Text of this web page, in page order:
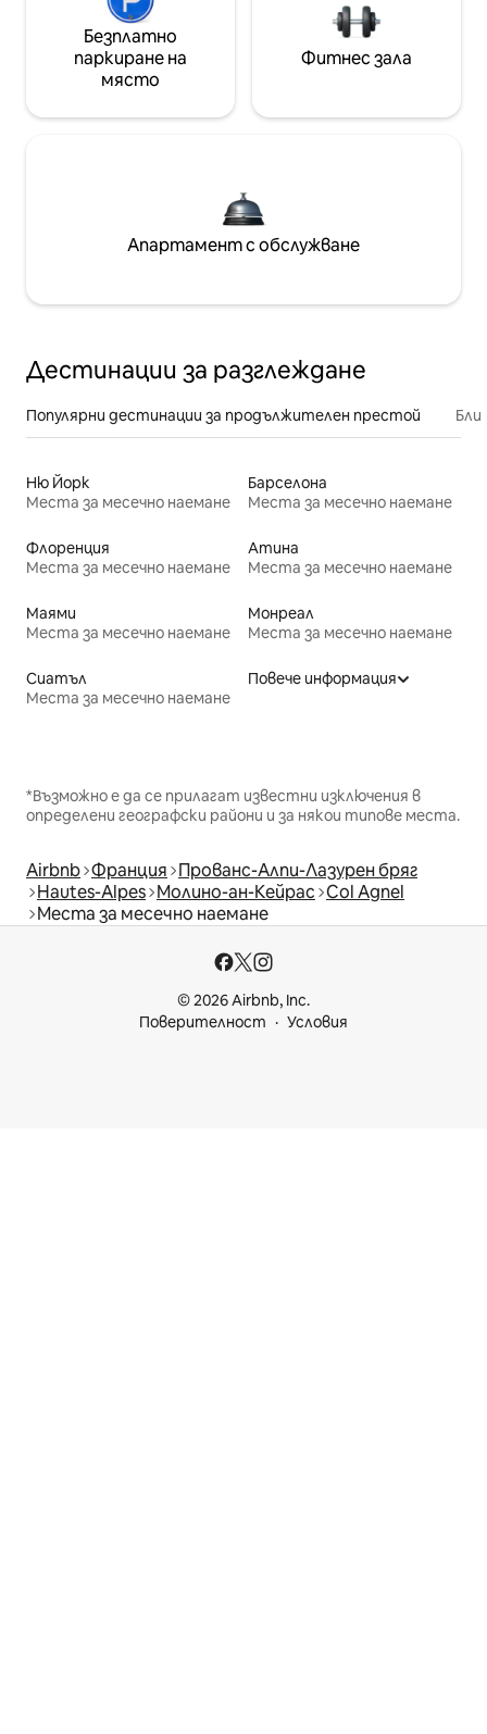
Безплатно
паркиране на
място
Фитнес зала
Апартамент с обслужване
Дестинации за разглеждане
Популярни дестинации за продължителен престой
Ню Йорк
Места за месечно наемане
Барселона
Места за месечно наемане
Флоренция
Места за месечно наемане
Атина
Места за месечно наемане
Маями
Места за месечно наемане
Монреал
Места за месечно наемане
Сиатъл
Места за месечно наемане
Повече информация
*Възможно е да се прилагат известни изключения в
определени географски райони и за някои типове места.
Airbnb Франция Прованс-Алпи-Лазурен бряг
Hautes-Alpes Молино-ан-Кейрас Col Agnel
Места за месечно наемане
© 2026 Airbnb, Inc.
Поверителност
Условия